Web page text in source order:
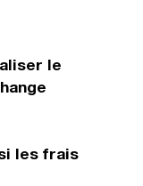
le
les frais